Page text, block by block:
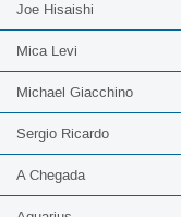
Joe Hisaishi
Mica Levi
Michael Giacchino
Sergio Ricardo
A Chegada